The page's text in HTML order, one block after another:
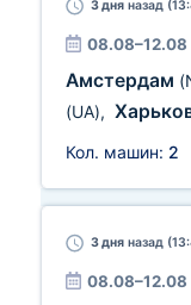
3 дня назад
08.08–12.08
Амстердам
(UA),
Кол. машин: 2
3 дня назад
08.08–12.08